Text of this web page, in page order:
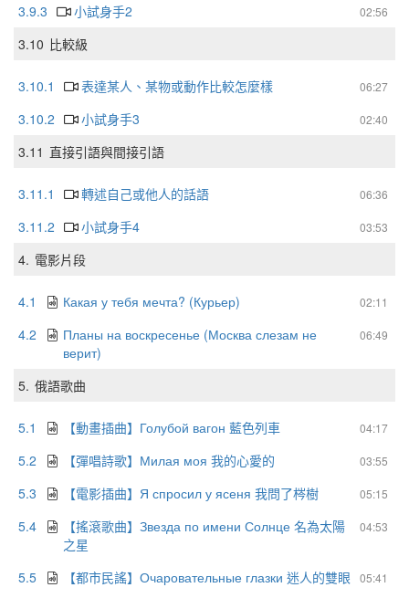
3.9.3
02:56
小試身手2
3.10 比較級
3.10.1 06:27
表達某人、某物或動作比較怎麼樣
3.10.2
02:40
小試身手3
3.11 直接引語與間接引語
3.11.1 06:36
轉述自己或他人的話語
3.11.2
03:53
小試身手4
4. 電影片段
4.1 02:11
Какая у тебя мечта? (Курьер)
4.2
06:49
Планы на воскресенье (Москва слезам не
верит)
5. 俄語歌曲
5.1 04:17
【動畫插曲】Голубой вагон 藍色列車
5.2
03:55
【彈唱詩歌】Милая моя 我的心愛的
5.3
05:15
【電影插曲】Я спросил у ясеня 我問了梣樹
5.4
04:53
【搖滾歌曲】Звезда по имени Солнце 名為太陽
之星
5.5
05:41
【都市民謠】Очаровательные глазки 迷人的雙眼